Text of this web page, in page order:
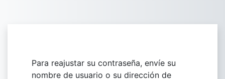
Para reajustar su contraseña, envíe su
nombre de usuario o su dirección de